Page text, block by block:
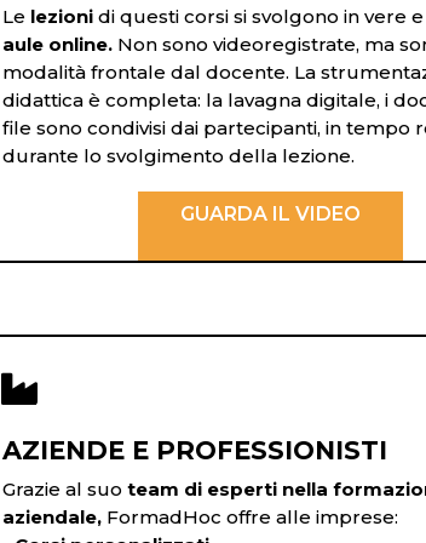
Le lezionidi questi corsi si svolgono in vere
aule online.Non sono videoregistrate, ma
modalità frontale dal docente. La
didattica è completa: la lavagna digitale, i
file sono condivisi dai partecipanti, in tempo
durante lo svolgimento della lezione.
GUARDA IL VIDEO

AZIENDE E PROFESSIONISTI
Grazie al suo team di esperti nella
aziendale,FormadHoc offre alle imprese: